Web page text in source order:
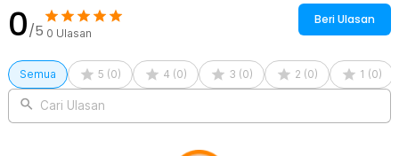
0/5 0 Ulasan
Beri Ulasan
Semua 5 (0) 4 (0) 3 (0) 2 (0) 1 (0)
Cari Ulasan